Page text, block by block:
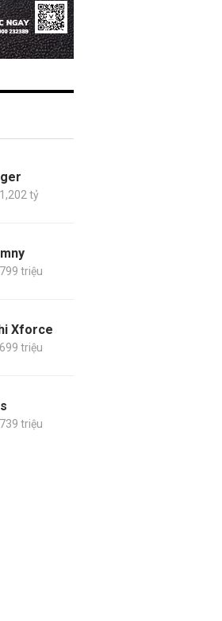
tỷ
triệu
Xforce
triệu
triệu